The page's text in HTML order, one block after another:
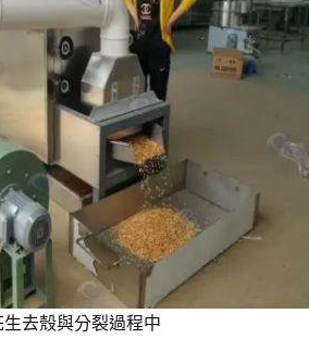
生去殼與分裂過程中